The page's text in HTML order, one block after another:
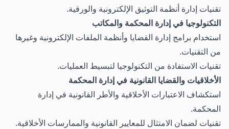
تقنيات إدارة أنظمة التوثيق الإلكترونية والورقية.
التكنولوجيا في إدارة المحكمة والمكاتب
استخدام برامج إدارة القضايا وأنظمة الملفات الإلكترونية وغيرها
من التقنيات.
تقنيات الاستفادة من التكنولوجيا لتبسيط العمليات.
الأخلاقيات والقضايا القانونية في إدارة المحكمة
استكشاف الاعتبارات الأخلاقية والأطر القانونية في إدارة
المحكمة.
تقنيات لضمان الامتثال للمعايير القانونية والممارسات الأخلاقية.